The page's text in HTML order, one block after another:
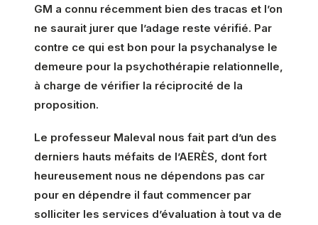
GM a connu récemment bien des tracas et l’on
ne saurait jurer que l’adage reste vérifié. Par
contre ce qui est bon pour la psychanalyse le
demeure pour la psychothérapie relationnelle,
à charge de vérifier la réciprocité de la
proposition.
Le professeur Maleval nous fait part d’un des
derniers hauts méfaits de l’AERÈS, dont fort
heureusement nous ne dépendons pas car
pour en dépendre il faut commencer par
solliciter les services d’évaluation à tout va de